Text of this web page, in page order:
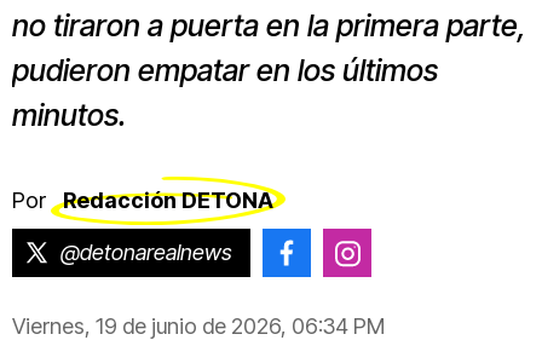
no tiraron a puerta en la primera parte,
pudieron empatar en los últimos
minutos.
Por Redacción DETONA
@detonarealnews @detonarealnews
Viernes, 19 de junio de 2026, 06:34 PM